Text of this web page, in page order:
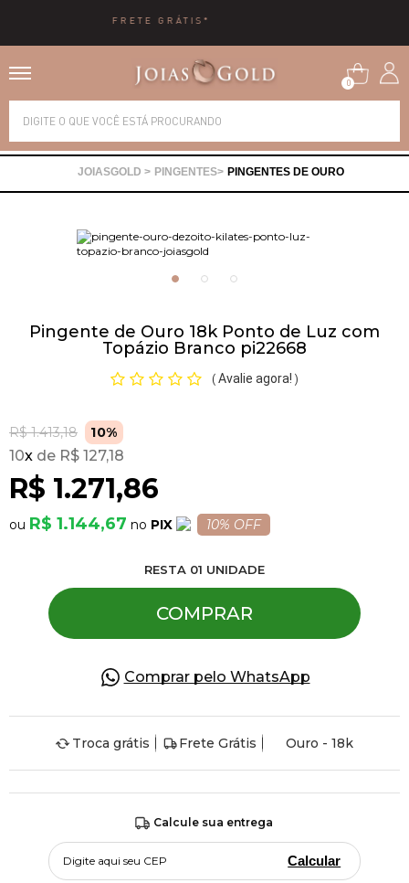
0
PINGENTES PINGENTES DE OURO
Pingente de Ouro 18k Ponto de Luz com
Topázio Branco pi22668
( Avalie agora! )
R$ 1.413,18 10%
R$ 1.271,86
10x R$ 127,18
R$ 1.144,67 PIX 10% OFF
RESTA 01 UNIDADE
COMPRAR
Comprar pelo WhatsApp
Troca grátis Frete Grátis Ouro - 18k
Calcule sua entrega
Calcular
Alianças
Brincos
Gargantilhas
Pulseiras
Piercing
Pedras Preciosas
Presente
OFERTAS